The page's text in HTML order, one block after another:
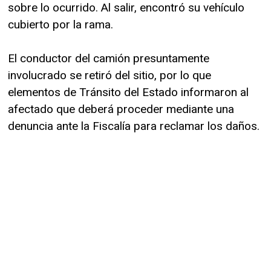
sobre lo ocurrido. Al salir, encontró su vehículo
cubierto por la rama.
El conductor del camión presuntamente
involucrado se retiró del sitio, por lo que
elementos de Tránsito del Estado informaron al
afectado que deberá proceder mediante una
denuncia ante la Fiscalía para reclamar los daños.